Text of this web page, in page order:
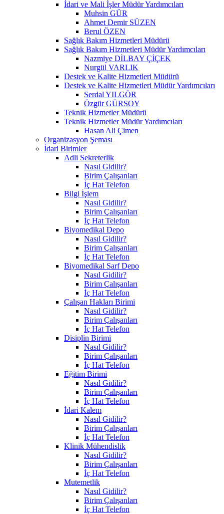
İdari ve Mali İşler Müdür Yardımcıları
Muhsin GÜR
Ahmet Demir SÜZEN
Berul ÖZEN
Sağlık Bakım Hizmetleri Müdürü
Sağlık Bakım Hizmetleri Müdür Yardımcıları
Nazmiye DİLBAY ÇİÇEK
Nurgül VARLIK
Destek ve Kalite Hizmetleri Müdürü
Destek ve Kalite Hizmetleri Müdür Yardımcıları
Serdal YILGÖR
Özgür GÜRSOY
Teknik Hizmetler Müdürü
Teknik Hizmetler Müdür Yardımcıları
Hasan Ali Çimen
Organizasyon Şeması
İdari Birimler
Adli Sekreterlik
Nasıl Gidilir?
Birim Çalışanları
İç Hat Telefon
Bilgi İşlem
Nasıl Gidilir?
Birim Çalışanları
İç Hat Telefon
Biyomedikal Depo
Nasıl Gidilir?
Birim Çalışanları
İç Hat Telefon
Biyomedikal Sarf Depo
Nasıl Gidilir?
Birim Çalışanları
İç Hat Telefon
Çalışan Hakları Birimi
Nasıl Gidilir?
Birim Çalışanları
İç Hat Telefon
Disiplin Birimi
Nasıl Gidilir?
Birim Çalışanları
İç Hat Telefon
Eğitim Birimi
Nasıl Gidilir?
Birim Çalışanları
İç Hat Telefon
İdari Kalem
Nasıl Gidilir?
Birim Çalışanları
İç Hat Telefon
Klinik Mühendislik
Nasıl Gidilir?
Birim Çalışanları
İç Hat Telefon
Mutemetlik
Nasıl Gidilir?
Birim Çalışanları
İç Hat Telefon